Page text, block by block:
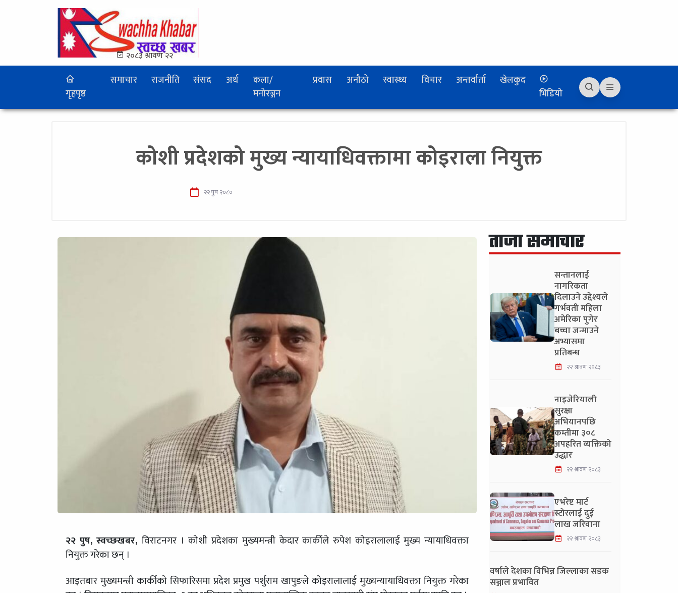
२०८३ श्रावण २२
गृहपृष्ठ
समाचार राजनीति संसद अर्थ
कला/
मनोरञ्जन
प्रवास अनौठो स्वास्थ्य विचार अन्तर्वार्ता
खेलकुद
भिडियो
कोशी प्रदेशको मुख्य न्यायाधिवक्तामा कोइराला नियुक्त
२२ पुष २०८०
२२ पुष, स्वच्छखबर,विराटनगर । कोशी प्रदेशका मुख्यमन्त्री केदार कार्कीले रुपेश कोइरालालाई मुख्य न्यायाधिवक्ता
नियुक्त गरेका छन् ।
आइतबार मुख्यमन्त्री कार्कीको सिफारिसमा प्रदेश प्रमुख पर्शुराम खापुङले कोइरालालाई मुख्यन्यायाधिवक्ता नियुक्त गरेका
ताजा समाचार
सन्तानलाई
नागरिकता
दिलाउने उद्देश्यले
गर्भवती महिला
अमेरिका पुगेर
बच्चा जन्माउने
अभ्यासमा
प्रतिबन्ध
२२ श्रावण २०८३
नाइजेरियाली
सुरक्षा
अभियानपछि
कम्तीमा ३०८
अपहरित व्यक्तिको
उद्धार
२२ श्रावण २०८३
एभरेष्ट मार्ट
स्टोरलाई दुई
लाख जरिवाना
२२ श्रावण २०८३
वर्षाले देशका विभिन्न जिल्लाका सडक
सञ्जाल प्रभावित